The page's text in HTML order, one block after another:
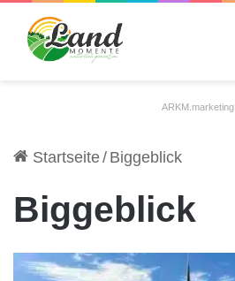
ARKM.marketing
Startseite/ Biggeblick
Biggeblick